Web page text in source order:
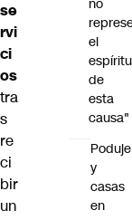
se
rvi
ci
os
tra
s
re
ci
bir
un
no
el
espíritu
de
esta
causa"
Poduje
y
casas
en